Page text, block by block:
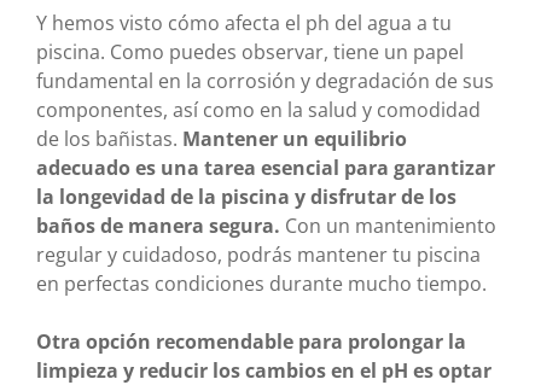
Y hemos visto cómo afecta el ph del agua a tu
piscina. Como puedes observar, tiene un papel
fundamental en la corrosión y degradación de sus
componentes, así como en la salud y comodidad
de los bañistas. Mantener un equilibrio
adecuado es una tarea esencial para garantizar
la longevidad de la piscina y disfrutar de los
baños de manera segura. Con un mantenimiento
regular y cuidadoso, podrás mantener tu piscina
en perfectas condiciones durante mucho tiempo.
Otra opción recomendable para prolongar la
limpieza y reducir los cambios en el pH es optar